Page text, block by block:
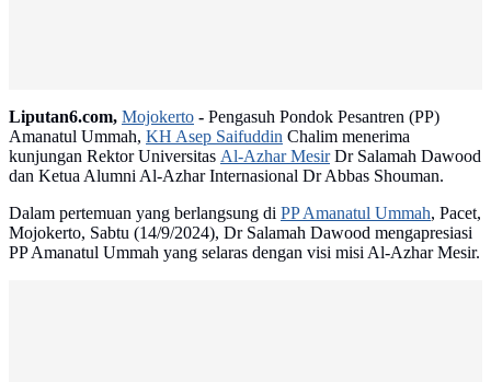
Liputan6.com, Mojokerto - Pengasuh Pondok Pesantren (PP)
Amanatul Ummah, KH Asep Saifuddin Chalim menerima
kunjungan Rektor Universitas Al-Azhar MesirDr Salamah Dawood
dan Ketua Alumni Al-Azhar Internasional Dr Abbas Shouman.
Dalam pertemuan yang berlangsung di PP Amanatul Ummah, Pacet,
Mojokerto, Sabtu (14/9/2024), Dr Salamah Dawood mengapresiasi
PP Amanatul Ummah yang selaras dengan visi misi Al-Azhar Mesir.